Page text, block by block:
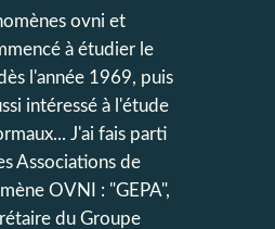
ovni et
à étudier le
l'année 1969, puis
intéressé à l'étude
J'ai fais parti
Associations de
OVNI : "GEPA",
du Groupe